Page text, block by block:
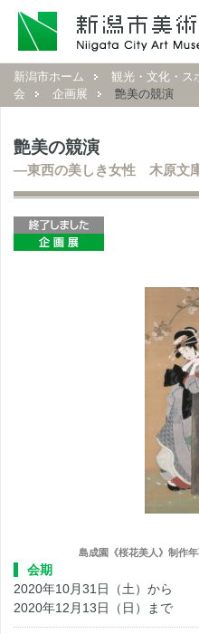
新潟市ホーム 観光・文化・ス
会
企画展 艶美の競演
艶美の競演
―東西の美しき女性 木原文
島成園《桜花美人》制作
会期
2020年10月31日（土）から
2020年12月13日（日）まで